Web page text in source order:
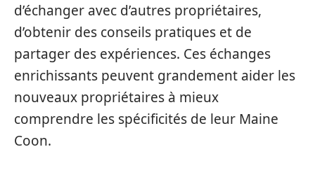
d’échanger avec d’autres propriétaires,
d’obtenir des conseils pratiques et de
partager des expériences. Ces échanges
enrichissants peuvent grandement aider les
nouveaux propriétaires à mieux
comprendre les spécificités de leur Maine
Coon.